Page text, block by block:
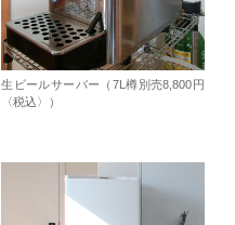
生ビールサーバー（7L樽別売8,800円
〈税込〉）